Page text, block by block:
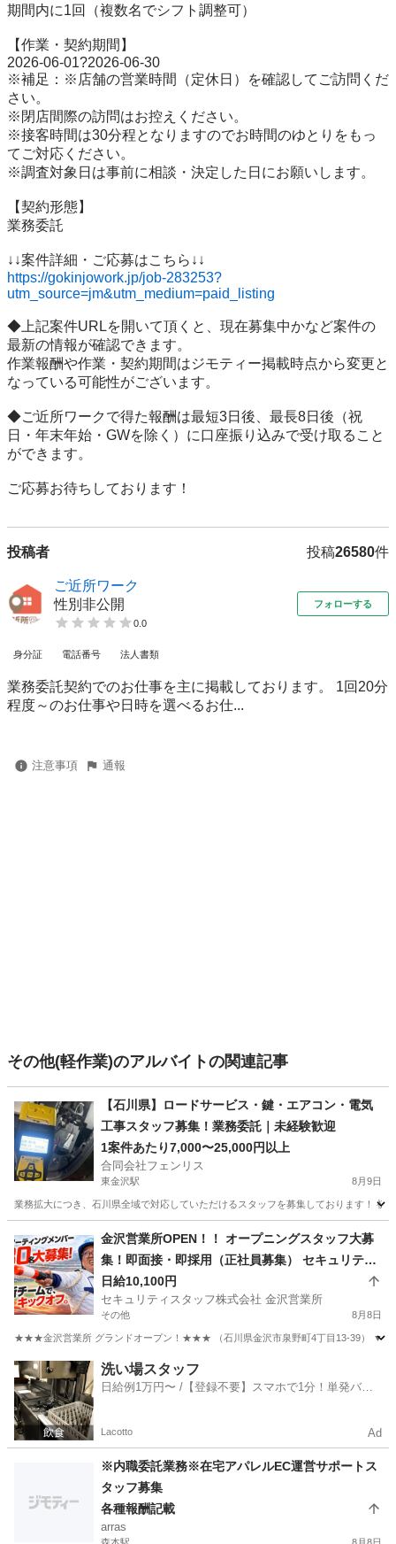
期間内に1回（複数名でシフト調整可）
【作業・契約期間】
2026-06-01?2026-06-30
※補足：※店舗の営業時間（定休日）を確認してご訪問くだ
さい。
※閉店間際の訪問はお控えください。
※接客時間は30分程となりますのでお時間のゆとりをもっ
てご対応ください。
※調査対象日は事前に相談・決定した日にお願いします。
【契約形態】
業務委託
https://gokinjowork.jp/job-283253?
utm_source=jm&utm_medium=paid_listing
◆上記案件URLを開いて頂くと、現在募集中かなど案件の
最新の情報が確認できます。
作業報酬や作業・契約期間はジモティー掲載時点から変更と
なっている可能性がございます。
◆ご近所ワークで得た報酬は最短3日後、最長8日後（祝
日・年末年始・GWを除く）に口座振り込みで受け取ること
ができます。
ご応募お待ちしております！
投稿者 投稿26580件
ご近所ワーク
性別非公開
0.0
フォローする
身分証 電話番号 法人書類
業務委託契約でのお仕事を主に掲載しております。 1回20分
程度～のお仕事や日時を選べるお仕...
注意事項 通報
その他(軽作業)のアルバイトの関連記事
【石川県】ロードサービス・鍵・エアコン・電気
工事スタッフ募集！業務委託｜未経験歓迎
1案件あたり7,000〜25,000円以上
合同会社フェンリス
東金沢駅 8月9日
業務拡大につき、石川県全域で対応していただけるスタッフを募集しております！
東金沢駅 スタッフ
金沢営業所OPEN！！ オープニングスタッフ大募
集！即面接・即採用（正社員募集） セキュリティ
スタッフ株式会社 金沢営業所 津幡
日給10,100円
セキュリティスタッフ株式会社 金沢営業所
その他 8月8日
★★★金沢営業所 グランドオープン！★★★ （石川県金沢市泉野町4丁目13-39） ▼オー
石川 その他 警備員
洗い場スタッフ
日給例1万円〜 /【登録不要】スマホで1分！単発バイ
Lacotto Ad
※内職委託業務※在宅アパレルEC運営サポートス
タッフ募集
各種報酬記載
arras